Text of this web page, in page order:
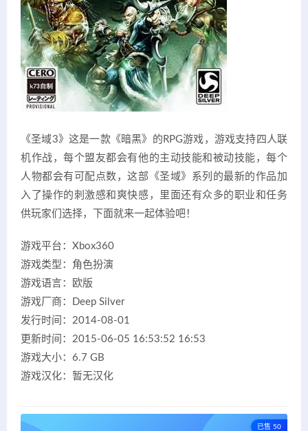
《圣域3》这是一款《暗黑》的RPG游戏，游戏支持四人联
机作战，每个盟友都会有他的主动技能和被动技能，每个
人物都会有可配点数，这部《圣域》系列的最新的作品加
入了操作的刺激感和爽快感，里面还有众多的职业和任务
供玩家们选择，下面就来一起体验吧！
游戏平台：Xbox360
游戏类型：角色扮演
游戏语言：欧版
游戏厂商：Deep Silver
发行时间：2014-08-01
更新时间：2015-06-05 16:53:52 16:53
游戏大小：6.7 GB
游戏汉化：暂无汉化
已售 50